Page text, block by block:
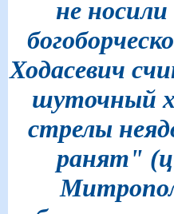
не
Ходасевич
шуточный
стрелы
ранят"